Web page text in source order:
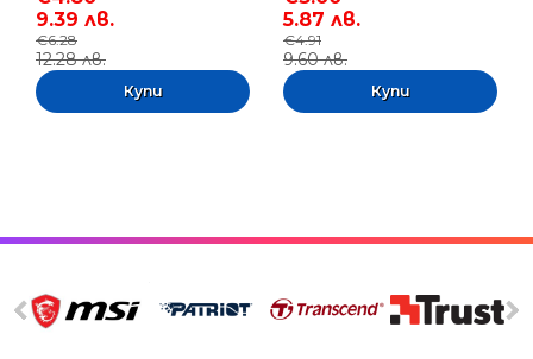
9.39 лв.
€6.28
12.28 лв.
5.87 лв.
€4.91
9.60 лв.